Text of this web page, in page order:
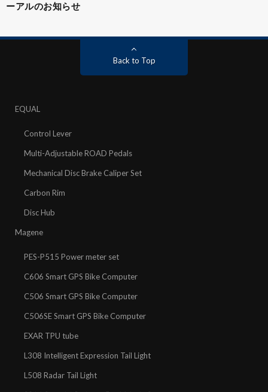
ーアルのお知らせ
Back to Top
EQUAL
Control Lever
Multi-Adjustable ROAD Pedals
Mechanical Disc Brake Caliper Set
Carbon Rim
Disc Hub
Magene
PES-P515 Power meter set
C606 Smart GPS Bike Computer
C506 Smart GPS Bike Computer
C506SE Smart GPS Bike Computer
EXAR TPU tube
L308 Intelligent Expression Tail Light
L508 Radar Tail Light